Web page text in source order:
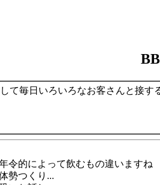
て毎日いろいろなお客さんと接
令的によって飲むもの違いますね
勢つくり...